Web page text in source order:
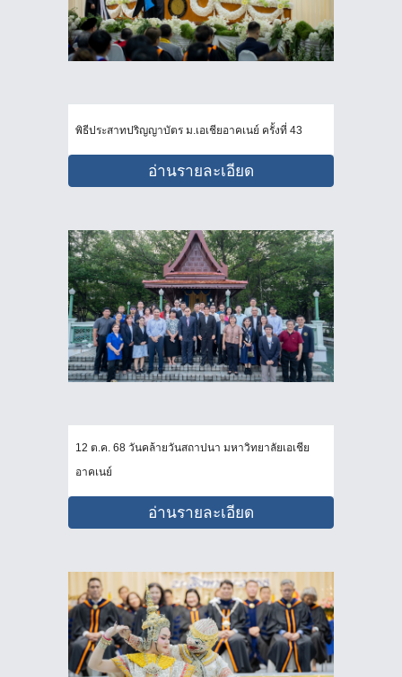
พิธีประสาทปริญญาบัตร ม.เอเชียอาคเนย์ ครั้งที่ 43
อ่านรายละเอียด
12 ต.ค. 68 วันคล้ายวันสถาปนา มหาวิทยาลัยเอเชีย
อาคเนย์
อ่านรายละเอียด